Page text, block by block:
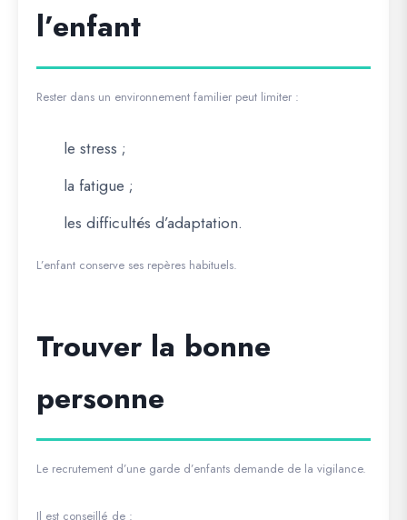
l’enfant
Rester dans un environnement familier peut limiter :
le stress ;
la fatigue ;
les difficultés d’adaptation.
L’enfant conserve ses repères habituels.
Trouver la bonne
personne
Le recrutement d’une garde d’enfants demande de la vigilance.
Il est conseillé de :